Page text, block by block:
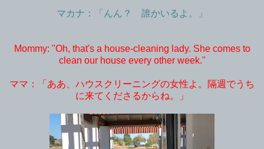
マカナ：「んん？ 誰かいるよ。」
Mommy: "Oh, that's a house-cleaning lady. She comes to
clean our house every other week."
ママ：「ああ、ハウスクリーニングの女性よ。隔週でうち
に来てくださるからね。」